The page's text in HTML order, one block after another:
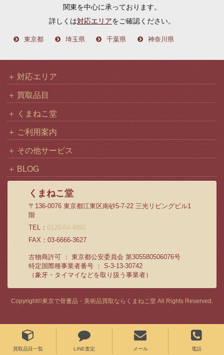
買取品目一覧 LINE査定 メール 電話
関東を中心に承っております。
詳しくは対応エリアをご確認ください。
東京都 埼玉県 千葉県 神奈川県
対応エリア
買取品目
くまねこ堂
ご利用案内
その他サービス
BLOG
くまねこ堂
〒136-0076 東京都江東区南砂5-7-22 三光リビングビル1
階
TEL： 0120-54-4892
FAX：03-6666-3627
古物商許可 ： 東京都公安委員会 第305580506076号
特定国際種事業者番号 ： S-3-13-30742
（象牙・タイマイなどを取り扱う事業者）
Copyright©東京で骨董品・美術品買取ならくまねこ堂 All Rights Reserved.